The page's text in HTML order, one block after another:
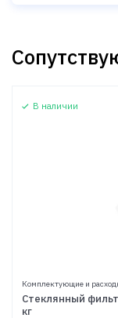
В наличии
Комплектующие и
Стеклянный
кг